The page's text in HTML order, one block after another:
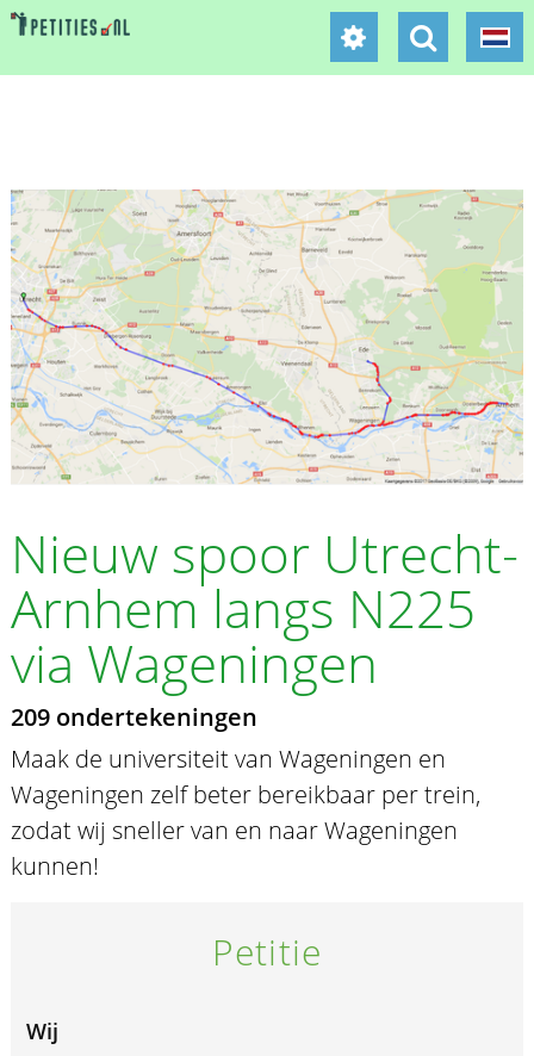
Nieuw spoor Utrecht-
Arnhem langs N225
via Wageningen
209 ondertekeningen
Maak de universiteit van Wageningen en
Wageningen zelf beter bereikbaar per trein,
zodat wij sneller van en naar Wageningen
kunnen!
Petitie
Wij